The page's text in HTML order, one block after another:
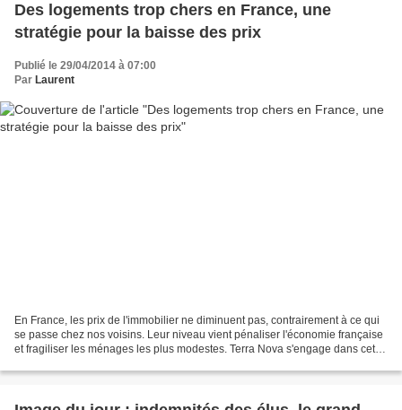
Des logements trop chers en France, une
stratégie pour la baisse des prix
Publié le 29/04/2014 à 07:00
Par Laurent
En France, les prix de l'immobilier ne diminuent pas, contrairement à ce qui
se passe chez nos voisins. Leur niveau vient pénaliser l'économie française
et fragiliser les ménages les plus modestes. Terra Nova s'engage dans cette